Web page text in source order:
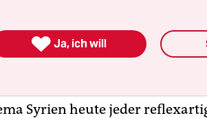
eben nicht um ein
einige Flüchtlinge dabei
Syrien heute jeder
 Ja, ich will